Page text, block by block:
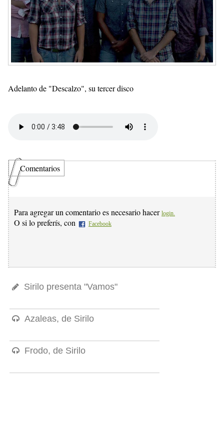
Adelanto de "Descalzo", su tercer disco
Comentarios
Para agregar un comentario es necesario hacer login.
O si lo preferís, con Facebook
Sirilo presenta "Vamos"
Azaleas, de Sirilo
Frodo, de Sirilo